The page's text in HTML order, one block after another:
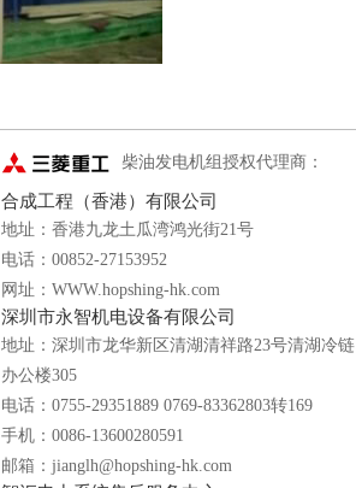
柴油发电机组授权代理商：
合成工程（香港）有限公司
地址：香港九龙土瓜湾鸿光街21号
电话：00852-27153952
网址：WWW.hopshing-hk.com
深圳市永智机电设备有限公司
地址：深圳市龙华新区清湖清祥路23号清湖冷链
办公楼305
电话：0755-29351889 0769-83362803转169
手机：0086-13600280591
邮箱：jianglh@hopshing-hk.com